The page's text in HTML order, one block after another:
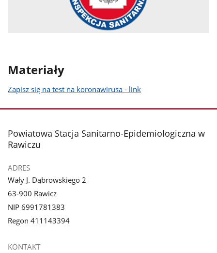
Materiały
Zapisz się na test na koronawirusa - link
stopka
Powiatowa Stacja Sanitarno-Epidemiologiczna w
Rawiczu
ADRES
Wały J. Dąbrowskiego 2
63-900 Rawicz
NIP 6991781383
Regon 411143394
KONTAKT